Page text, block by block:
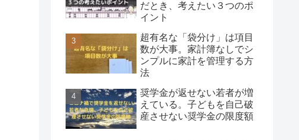
だとき、考えたい３つのポ
イント
超有名な「袋分け」は項目
数が大事。家計簿なしでシ
ンプルに家計を管理する方
法
奨学金が返せない若者が増
えている。子どもを自己破
産させない奨学金の限度額